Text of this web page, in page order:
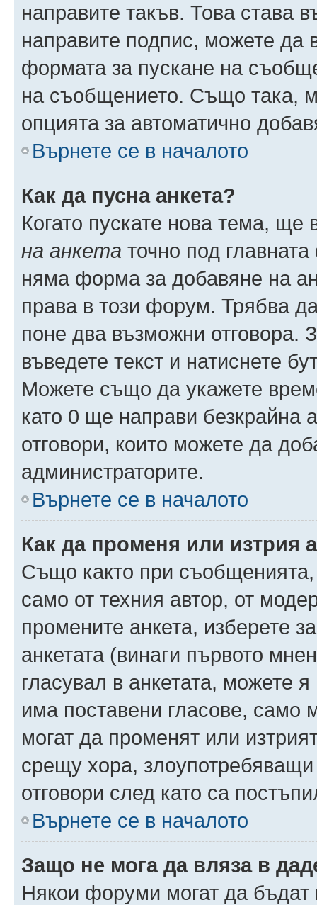
направите такъв. Това
направите подпис, можете да
формата за пускане на
на съобщението. Също така,
опцията за автоматично
Върнете се в началото
Как да пусна анкета?
Когато пускате нова тема,
на анкета точно под
няма форма за добавяне на
права в този форум. Трябва
поне два възможни отговора.
въведете текст и натиснете
Можете също да укажете
като 0 ще направи безкрайна
отговори, които можете да
администраторите.
Върнете се в началото
Как да променя или изтрия
Също както при съобщенията,
само от техния автор, от
промените анкета, изберете
анкетата (винаги първото
гласувал в анкетата, можете
има поставени гласове, само
могат да променят или
срещу хора,
отговори след като са
Върнете се в началото
Защо не мога да вляза в
Някои форуми могат да бъдат